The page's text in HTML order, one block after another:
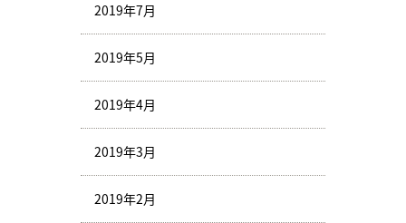
2019年7月
2019年5月
2019年4月
2019年3月
2019年2月